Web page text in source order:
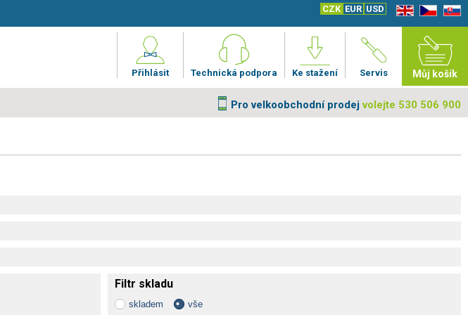
EN CZ SK
CZK EUR USD
Můj košík
Servis
Ke stažení
Technická podpora
Přihlásit
Pro velkoobchodní prodejvolejte 530 506 900
Filtr skladu
skladem vše